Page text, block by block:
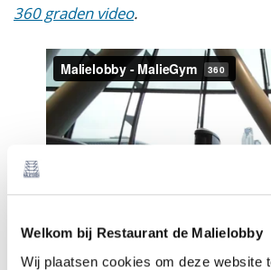
Welkom bij Restaurant de Malielobby
Wij plaatsen cookies om deze website
360 graden video.